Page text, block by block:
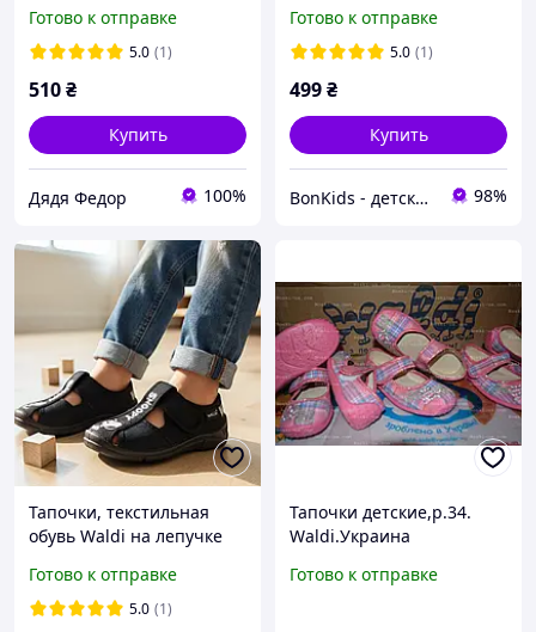
Готово к отправке
5.0 (1)
510₴
Купить
Дядя Федор 100%
тм Waldi
Готово к отправке
5.0 (1)
499₴
Купить
BonKids - детский интернет-магазин 98%
Тапочки, текстильная
обувь Waldi на лепучке
стелька кожаная с
супинатором Размеры: 27
Готово к отправке
5.0 (1)
Тапочки детские,р.34.
Waldi.Украина
Готово к отправке